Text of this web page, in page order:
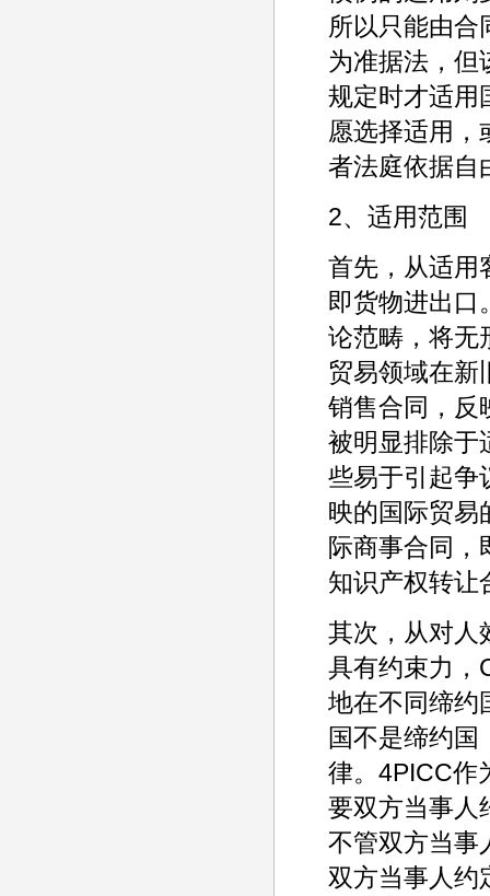
所以只能由合
为准据法，但
规定时才适用
愿选择适用，
者法庭依据自
2、适用范围
首先，从适用
即货物进出口
论范畴，将无
贸易领域在新
销售合同，反
被明显排除于
些易于引起争
映的国际贸易
际商事合同，
知识产权转让
其次，从对人
具有约束力，
地在不同缔约
国不是缔约国
律。4PICC作
要双方当事人
不管双方当事
双方当事人约